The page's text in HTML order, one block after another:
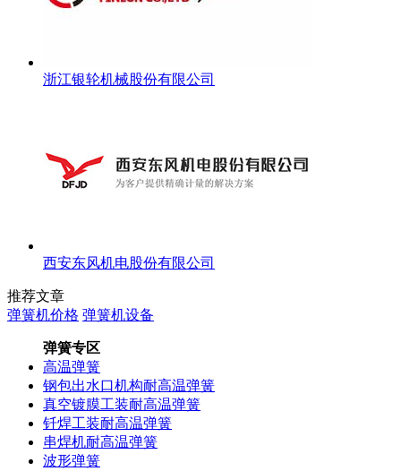
浙江银轮机械股份有限公司
西安东风机电股份有限公司
推荐文章
弹簧机价格 弹簧机设备
弹簧专区
高温弹簧
钢包出水口机构耐高温弹簧
真空镀膜工装耐高温弹簧
钎焊工装耐高温弹簧
串焊机耐高温弹簧
波形弹簧